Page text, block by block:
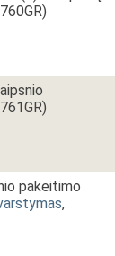
pakeitimo
,